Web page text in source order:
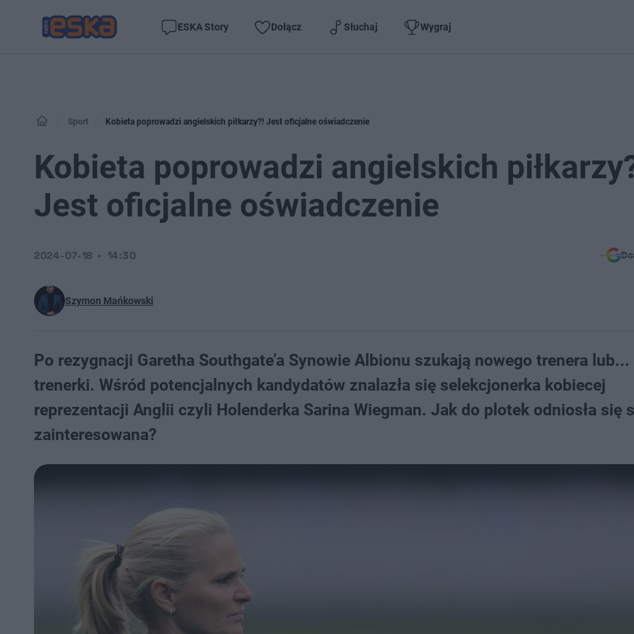
ESKA Story Dołącz Słuchaj Wygraj
Sport Kobieta poprowadzi angielskich piłkarzy?! Jest oficjalne oświadczenie
Kobieta poprowadzi angielskich
Jest oficjalne oświadczenie
Szymon Mańkowski
2024-07-18 14:30
Po rezygnacji Garetha Southgate’a Synowie Albionu szukają nowego trenera lub...
trenerki. Wśród potencjalnych kandydatów znalazła się selekcjonerka kobiecej
reprezentacji Anglii czyli Holenderka Sarina Wiegman. Jak do plotek odniosła się
zainteresowana?